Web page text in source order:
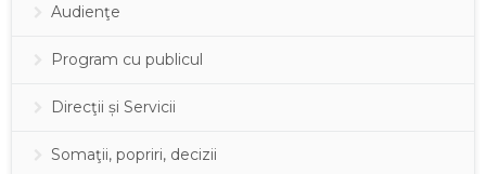
Audienţe
Program cu publicul
Direcţii și Servicii
Somaţii, popriri, decizii